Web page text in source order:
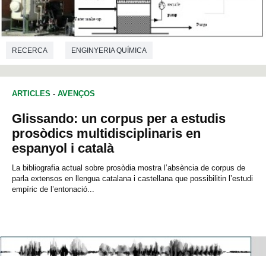
RECERCA ENGINYERIA QUÍMICA
ARTICLES - AVENÇOS
Glissando: un corpus per a estudis
prosòdics multidisciplinaris en
espanyol i català
La bibliografia actual sobre prosòdia mostra l’absència de corpus de
parla extensos en llengua catalana i castellana que possibilitin l’estudi
empíric de l’entonació...